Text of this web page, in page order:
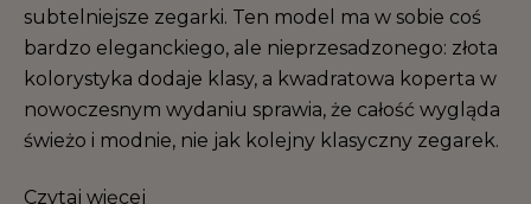
subtelniejsze zegarki. Ten model ma w sobie coś
bardzo eleganckiego, ale nieprzesadzonego: złota
kolorystyka dodaje klasy, a kwadratowa koperta w
nowoczesnym wydaniu sprawia, że całość wygląda
świeżo i modnie, nie jak kolejny klasyczny zegarek.
Czytaj więcej